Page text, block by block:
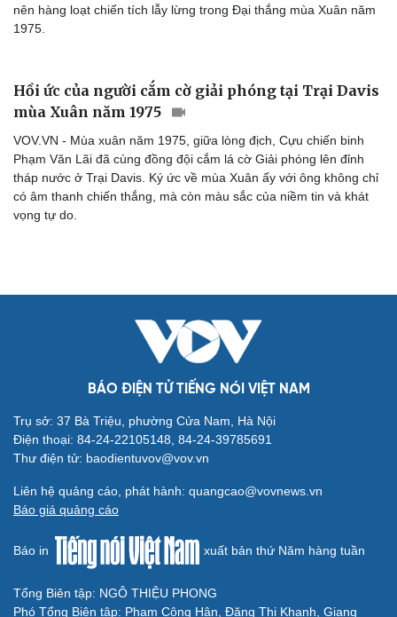
Cải chính
nên hàng loạt chiến tích lẫy lừng trong Đại thắng mùa Xuân năm
1975.
Hồi ức của người cắm cờ giải phóng tại Trại Davis
mùa Xuân năm 1975
VOV.VN - Mùa xuân năm 1975, giữa lòng địch, Cựu chiến binh
Phạm Văn Lãi đã cùng đồng đội cắm lá cờ Giải phóng lên đỉnh
tháp nước ở Trại Davis. Ký ức về mùa Xuân ấy với ông không chỉ
có âm thanh chiến thắng, mà còn màu sắc của niềm tin và khát
vọng tự do.
BÁO ĐIỆN TỬ TIẾNG NÓI VIỆT NAM
Trụ sở: 37 Bà Triệu, phường Cửa Nam, Hà Nội
Điện thoại: 84-24-22105148, 84-24-39785691
Thư điện tử: baodientuvov@vov.vn
Liên hệ quảng cáo, phát hành: quangcao@vovnews.vn
Báo giá quảng cáo
Báo in xuất bản thứ Năm hàng tuần
Tổng Biên tập: NGÔ THIỆU PHONG
Phó Tổng Biên tập: Phạm Công Hân, Đặng Thị Khanh, Giang